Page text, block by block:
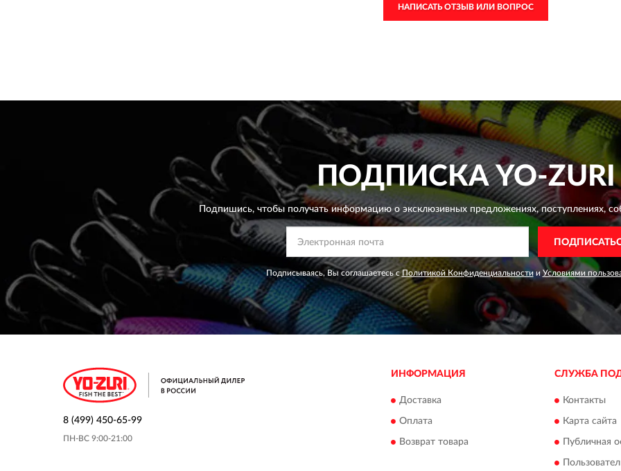
НАПИСАТЬ ОТЗЫВ ИЛИ ВОПРОС
ПОДПИСКАYO-ZURI
Подпишись, чтобы получать информацию о эксклюзивных предложениях,поступлениях,
Подписываясь, Вы соглашаетесь сПолитикой Конфиденциальности и Условиями
8 (499) 450-65-99
ПН-ВС 9:00-21:00
ИНФОРМАЦИЯ
Доставка
Оплата
Возврат товара
СЛУЖБА
Контакты
Карта сайта
Публичная